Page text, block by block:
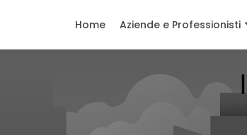
Home Aziende e Professionisti